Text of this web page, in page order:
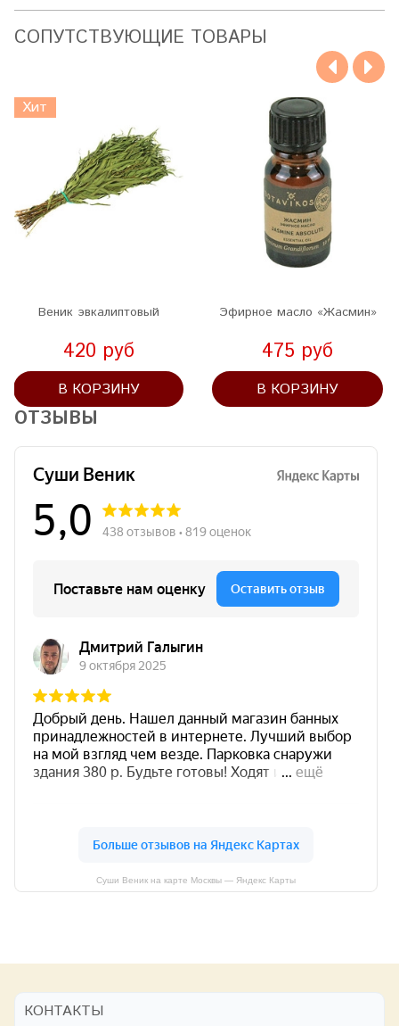
CОПУТСТВУЮЩИЕ ТОВАРЫ
Хит
Веник эвкалиптовый
420 руб
В КОРЗИНУ
Эфирное масло «Жасмин»
475 руб
В КОРЗИНУ
ОТЗЫВЫ
Суши Веник на карте Москвы — Яндекс Карты
КОНТАКТЫ